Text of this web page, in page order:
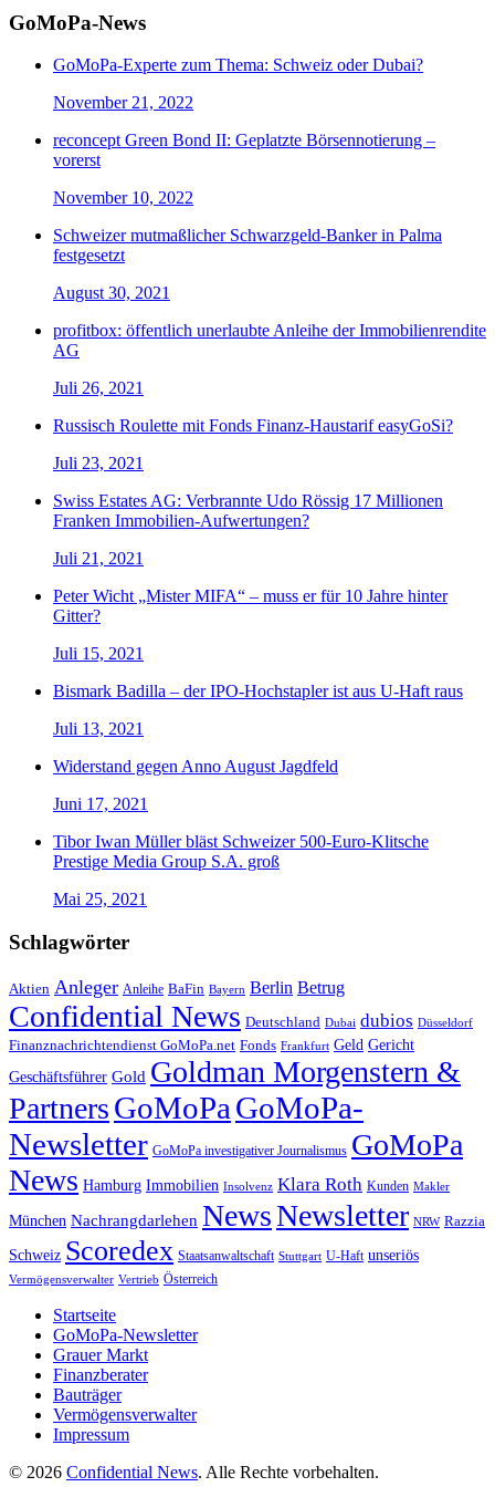
GoMoPa-News
GoMoPa-Experte zum Thema: Schweiz oder Dubai?
November 21, 2022
reconcept Green Bond II: Geplatzte Börsennotierung –
vorerst
November 10, 2022
Schweizer mutmaßlicher Schwarzgeld-Banker in Palma
festgesetzt
August 30, 2021
profitbox: öffentlich unerlaubte Anleihe der Immobilienrendite
AG
Juli 26, 2021
Russisch Roulette mit Fonds Finanz-Haustarif easyGoSi?
Juli 23, 2021
Swiss Estates AG: Verbrannte Udo Rössig 17 Millionen
Franken Immobilien-Aufwertungen?
Juli 21, 2021
Peter Wicht „Mister MIFA“ – muss er für 10 Jahre hinter
Gitter?
Juli 15, 2021
Bismark Badilla – der IPO-Hochstapler ist aus U-Haft raus
Juli 13, 2021
Widerstand gegen Anno August Jagdfeld
Juni 17, 2021
Tibor Iwan Müller bläst Schweizer 500-Euro-Klitsche
Prestige Media Group S.A. groß
Mai 25, 2021
Schlagwörter
Aktien Anleger Anleihe BaFin Bayern Berlin Betrug
Confidential News Deutschland Dubai dubios Düsseldorf
Finanznachrichtendienst GoMoPa.net Fonds Frankfurt Geld Gericht
Geschäftsführer Gold Goldman Morgenstern &
PartnersGoMoPa GoMoPa-
Newsletter GoMoPa investigativer Journalismus GoMoPa
News Hamburg Immobilien Insolvenz Klara Roth Kunden Makler
München Nachrangdarlehen NewsNewsletter NRW Razzia
Schweiz Scoredex Staatsanwaltschaft Stuttgart U-Haft unseriös
Vermögensverwalter Vertrieb Österreich
Startseite
GoMoPa-Newsletter
Grauer Markt
Finanzberater
Bauträger
Vermögensverwalter
Impressum
© 2026 Confidential News. Alle Rechte vorbehalten.